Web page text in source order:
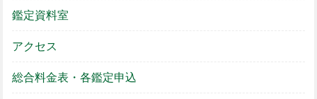
鑑定資料室
アクセス
総合料金表・各鑑定申込